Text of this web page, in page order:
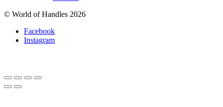
© World of Handles 2026
Facebook
Instagram